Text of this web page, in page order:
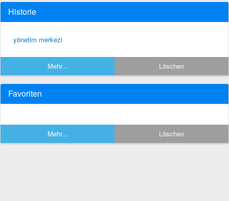
Historie
yönetim merkezi
Mehr... Löschen
Favoriten
Mehr... Löschen